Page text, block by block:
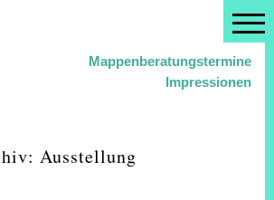
Mappenberatungstermine
Impressionen
Ausstellung